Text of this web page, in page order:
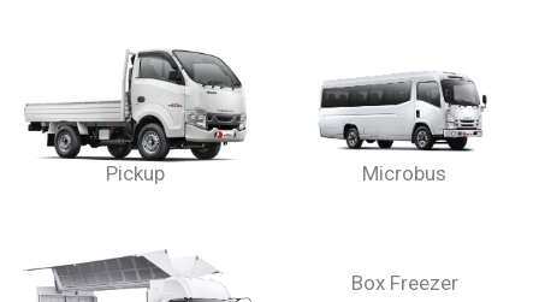
Pickup Microbus